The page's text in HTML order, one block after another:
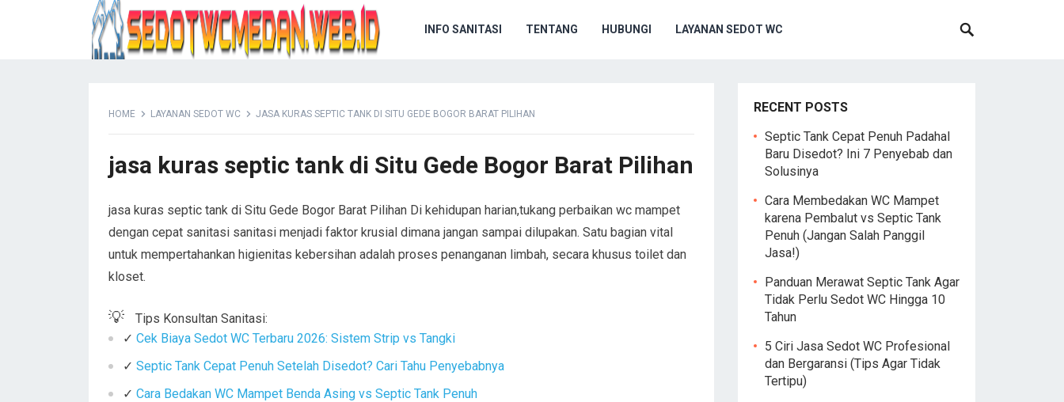
INFO SANITASI TENTANG HUBUNGI LAYANAN SEDOT WC
HOME LAYANAN SEDOT WC JASA KURAS SEPTIC TANK DI SITU GEDE BOGOR BARAT PILIHAN
jasa kuras septic tank di Situ Gede Bogor Barat Pilihan
jasa kuras septic tank di Situ Gede Bogor Barat Pilihan Di kehidupan harian,tukang perbaikan wc mampet
dengan cepat sanitasi sanitasi menjadi faktor krusial dimana jangan sampai dilupakan. Satu bagian vital
untuk mempertahankan higienitas kebersihan adalah proses penanganan limbah, secara khusus toilet dan
kloset.
💡
Tips Konsultan Sanitasi:
✓ Cek Biaya Sedot WC Terbaru 2026: Sistem Strip vs Tangki
✓ Septic Tank Cepat Penuh Setelah Disedot? Cari Tahu Penyebabnya
✓ Cara Bedakan WC Mampet Benda Asing vs Septic Tank Penuh
RECENT POSTS
Septic Tank Cepat Penuh Padahal
Baru Disedot? Ini 7 Penyebab dan
Solusinya
Cara Membedakan WC Mampet
karena Pembalut vs Septic Tank
Penuh (Jangan Salah Panggil
Jasa!)
Panduan Merawat Septic Tank Agar
Tidak Perlu Sedot WC Hingga 10
Tahun
5 Ciri Jasa Sedot WC Profesional
dan Bergaransi (Tips Agar Tidak
Tertipu)